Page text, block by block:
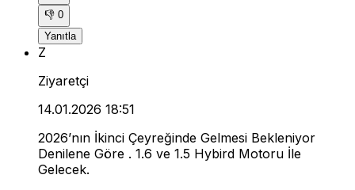
👎 0
Yanıtla
Z
Ziyaretçi
14.01.2026 18:51
2026’nın İkinci Çeyreğinde Gelmesi Bekleniyor
Denilene Göre . 1.6 ve 1.5 Hybird Motoru İle
Gelecek.